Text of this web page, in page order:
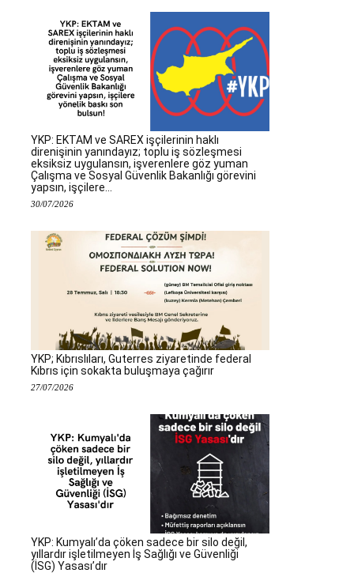
YKP: EKTAM ve SAREX işçilerinin haklı
direnişinin yanındayız; toplu iş sözleşmesi
eksiksiz uygulansın, işverenlere göz yuman
Çalışma ve Sosyal Güvenlik Bakanlığı görevini
yapsın, işçilere...
30/07/2026
YKP; Kıbrıslıları, Guterres ziyaretinde federal
Kıbrıs için sokakta buluşmaya çağırır
27/07/2026
YKP: Kumyalı’da çöken sadece bir silo değil,
yıllardır işletilmeyen İş Sağlığı ve Güvenliği
(İSG) Yasası’dır